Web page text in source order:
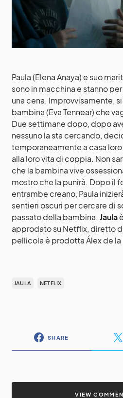
Paula (Elena Anaya) e suo
sono in macchina e stanno
una cena. Improvvisamente,
bambina (Eva Tennear) che
Due settimane dopo, dopo
nessuno la sta cercando,
temporaneamente a casa
alla loro vita di coppia. Non
che la bambina vive
mostro che la punirà. Dopo il
entrambe creano, Paula
sentieri oscuri per cercare di
passato della bambina. Jaula
approdato su Netflix, diretto
pellicola è prodotta Álex de la
JAULA NETFLIX
SHARE
VIEW